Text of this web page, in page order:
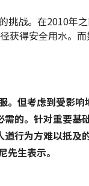
挑战。在2010年
获得安全用水。
。但考虑到受影响
需的。针对重要基
行为方难以抵及
生表示。